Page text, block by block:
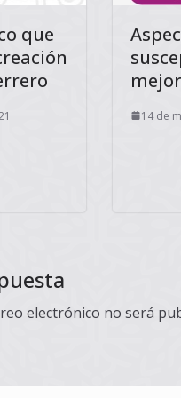
que
14 de
electrónico no será